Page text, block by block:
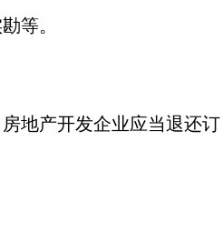
等。
地产开发企业应当退还订